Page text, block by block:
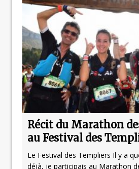
Récit du Marathon
au Festival des
Le Festival des Templiers Il y a
déjà, je participais au Marathon